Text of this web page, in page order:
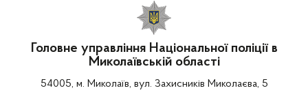
Головне управління Національної поліції в
Миколаївській області
54005, м. Миколаїв, вул. Захисників Миколаєва, 5